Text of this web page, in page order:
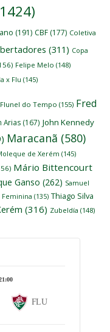
(191) CBF (177) Coletiva
(311) Copa
Felipe Melo (148)
x Flu (145)
Flunel do Tempo (155) Fred
Arias (167) John Kennedy
Maracanã (580)
de Xerém (145)
Mário Bittencourt
Ganso (262) Samuel
Feminina (135) Thiago Silva
(316) Zubeldía (148)
FLU